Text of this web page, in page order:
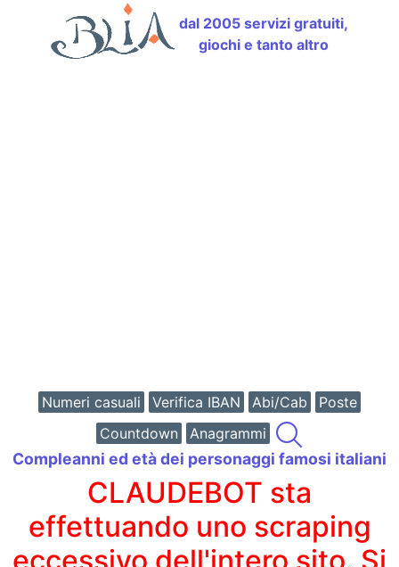
dal 2005 servizi gratuiti,
giochi e tanto altro
Numeri casuali Verifica IBAN Abi/Cab
Poste
Countdown
Anagrammi
Compleanni ed età dei personaggi famosi italiani
CLAUDEBOT sta
effettuando uno scraping